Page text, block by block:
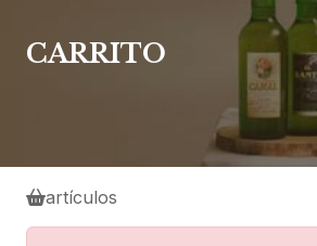
CARRITO
artículos